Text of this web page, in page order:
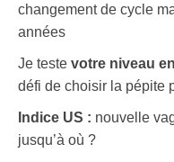
changement de cycle
années
Je teste votre niveau
défi de choisir la pépite
Indice US : nouvelle
jusqu’à où ?